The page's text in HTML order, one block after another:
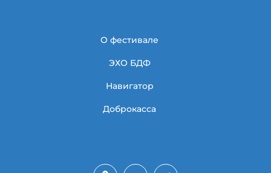
О фестивале
ЭХО БДФ
Навигатор
Доброкасса